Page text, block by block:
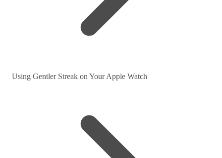
Using Gentler Streak on Your Apple Watch